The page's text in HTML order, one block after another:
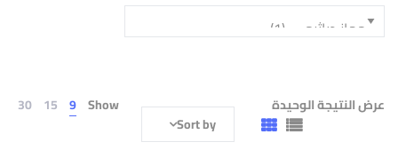
عرض النتيجة الوحيدة Show
9
15
30
Sort by